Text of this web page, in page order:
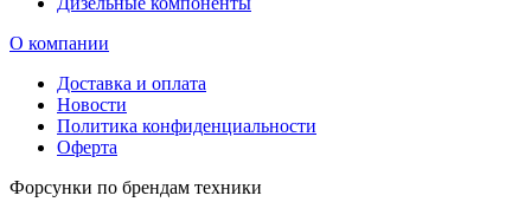
О компании
Доставка и оплата
Новости
Политика конфиденциальности
Оферта
Форсунки по брендам техники